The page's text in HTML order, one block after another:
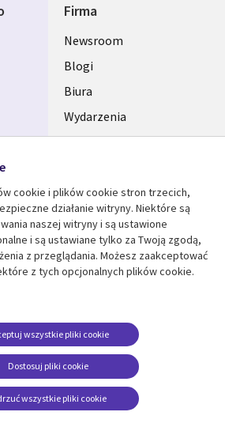
Firma
Useful
links
SECTIONS
POLSKA
Newsroom
Blogi
Biura
Wydarzenia
Pomoc
Legal
POLSKA
Informacja prawna
Informacja o
ciasteczkach
cookie i plików cookie stron trzecich,
działanie witryny. Niektóre są
naszej witryny i są ustawione
i są ustawiane tylko za Twoją zgodą,
z przeglądania. Możesz zaakceptować
z tych opcjonalnych plików cookie.
Dostosuj pliki cookie
wszystkie pliki cookie
wszystkie pliki cookie